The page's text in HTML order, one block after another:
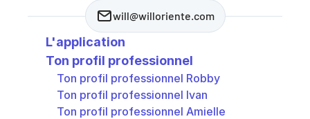
will@willoriente.com
L'application
Ton profil professionnel
Ton profil professionnel Robby
Ton profil professionnel Ivan
Ton profil professionnel Amielle